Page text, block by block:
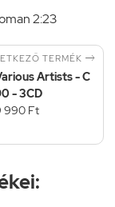
2:23
TERMÉK 
Artists - C
- 3CD
990 Ft